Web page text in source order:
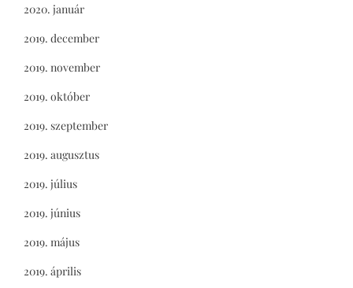
2020. január
2019. december
2019. november
2019. október
2019. szeptember
2019. augusztus
2019. július
2019. június
2019. május
2019. április